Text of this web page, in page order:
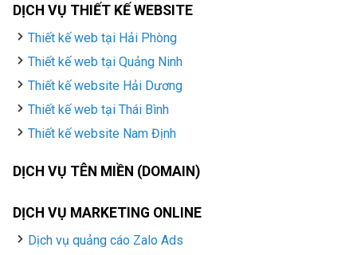
DỊCH VỤ THIẾT KẾ WEBSITE
Thiết kế web tại Hải Phòng
Thiết kế web tại Quảng Ninh
Thiết kế website Hải Dương
Thiết kế web tại Thái Bình
Thiết kế website Nam Định
DỊCH VỤ TÊN MIỀN (DOMAIN)
DỊCH VỤ MARKETING ONLINE
Dịch vụ quảng cáo Zalo Ads